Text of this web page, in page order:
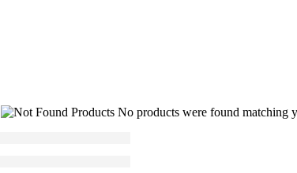
No products were found matching